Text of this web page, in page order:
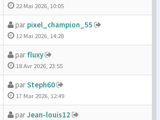
22 Mai 2026, 10:05
par pixel_champion_55
12 Mai 2026, 14:28
par fluxy
18 Avr 2026, 23:55
parSteph60
17 Mar 2026, 12:49
parJean-louis12